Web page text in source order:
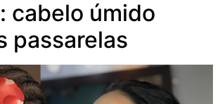
cabelo úmido
passarelas